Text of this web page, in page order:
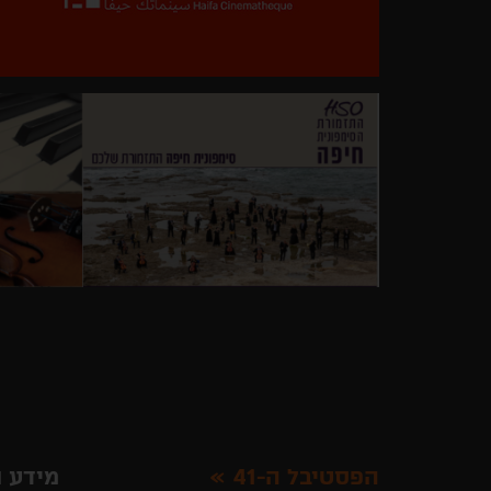
הפסטיבל ה-41 מידע